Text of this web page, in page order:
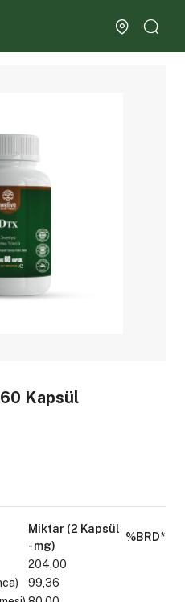
Kapsül
Miktar (2 Kapsül
- mg)
%BRD*
204,00
99,36